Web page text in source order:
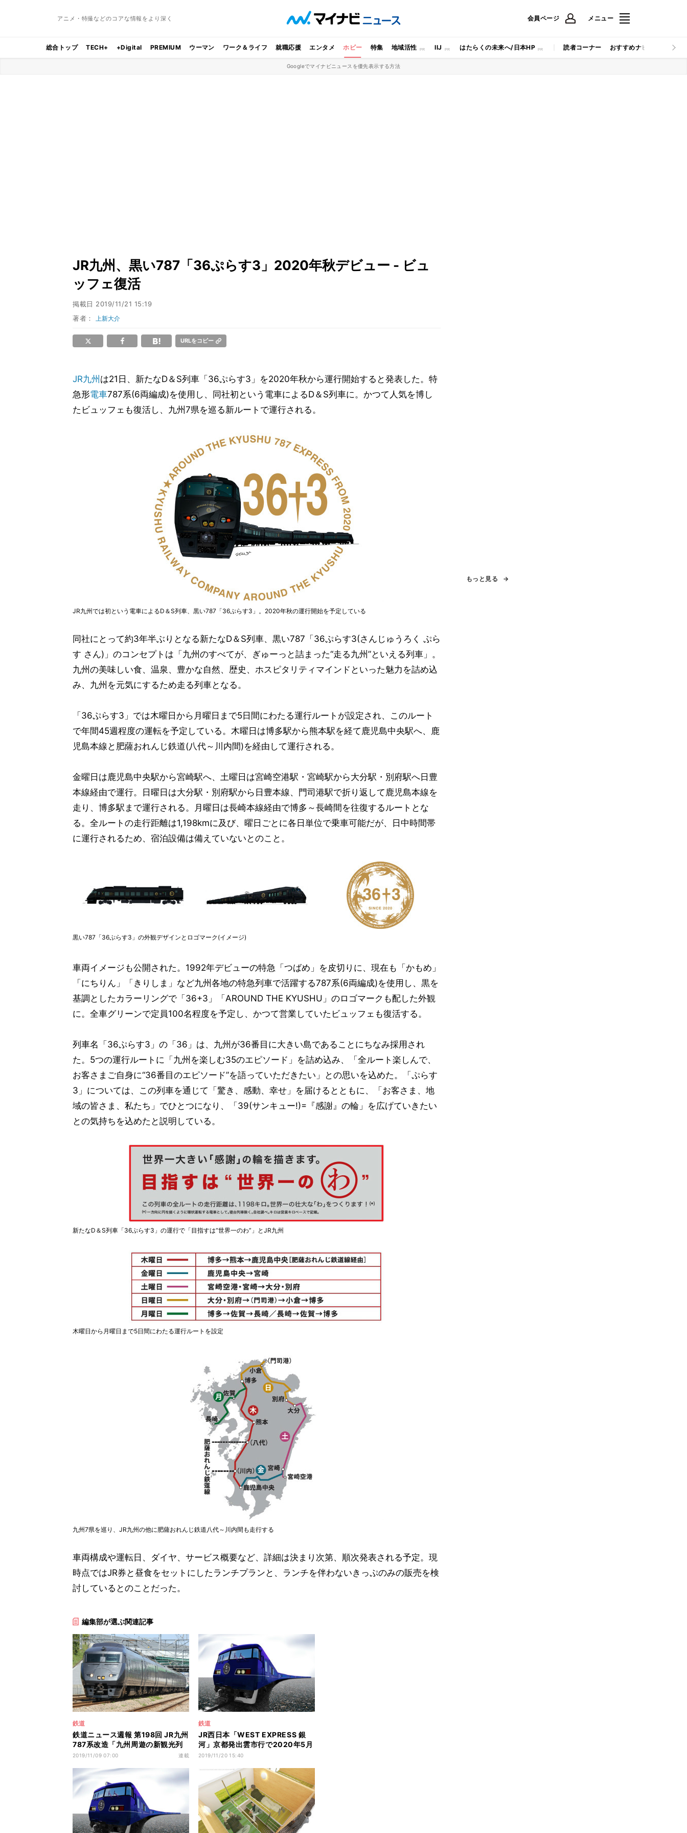
アニメ・特撮などのコアな情報をより深く 会員ページ メニュー
総合トップ TECH+ +Digital PREMIUM ウーマン ワーク＆ライフ 就職応援 エンタメ ホビー 特集 地域活性 IIJ はたらくの未来へ/日本HP 読者コーナー おすすめナビ マイナビ
Googleでマイナビニュースを優先表示する方法
JR九州、黒い787「36ぷらす3」2020年秋デビュー - ビュ
ッフェ復活
掲載日 2019/11/21 15:19
著者： 上新大介
URLをコピー
JR九州 は21日、新たなD＆S列車「36ぷらす3」を2020年秋から運行開始すると発表した。特
急形電車787系(6両編成)を使用し、同社初という電車によるD＆S列車に。かつて人気を博し
たビュッフェも復活し、九州7県を巡る新ルートで運行される。
JR九州では初という電車によるD＆S列車、黒い787「36ぷらす3」。2020年秋の運行開始を予定している
同社にとって約3年半ぶりとなる新たなD＆S列車、黒い787「36ぷらす3(さんじゅうろく ぷら
す さん)」のコンセプトは「九州のすべてが、ぎゅーっと詰まった“走る九州”といえる列車」。
九州の美味しい食、温泉、豊かな自然、歴史、ホスピタリティマインドといった魅力を詰め込
み、九州を元気にするため走る列車となる。
「36ぷらす3」では木曜日から月曜日まで5日間にわたる運行ルートが設定され、このルート
で年間45週程度の運転を予定している。木曜日は博多駅から熊本駅を経て鹿児島中央駅へ、鹿
児島本線と肥薩おれんじ鉄道(八代～川内間)を経由して運行される。
金曜日は鹿児島中央駅から宮崎駅へ、土曜日は宮崎空港駅・宮崎駅から大分駅・別府駅へ日豊
本線経由で運行。日曜日は大分駅・別府駅から日豊本線、門司港駅で折り返して鹿児島本線を
走り、博多駅まで運行される。月曜日は長崎本線経由で博多～長崎間を往復するルートとな
る。全ルートの走行距離は1,198kmに及び、曜日ごとに各日単位で乗車可能だが、日中時間帯
に運行されるため、宿泊設備は備えていないとのこと。
黒い787「36ぷらす3」の外観デザインとロゴマーク(イメージ)
車両イメージも公開された。1992年デビューの特急「つばめ」を皮切りに、現在も「かもめ」
「にちりん」「きりしま」など九州各地の特急列車で活躍する787系(6両編成)を使用し、黒を
基調としたカラーリングで「36+3」「AROUND THE KYUSHU」のロゴマークも配した外観
に。全車グリーンで定員100名程度を予定し、かつて営業していたビュッフェも復活する。
列車名「36ぷらす3」の「36」は、九州が36番目に大きい島であることにちなみ採用され
た。5つの運行ルートに「九州を楽しむ35のエピソード」を詰め込み、「全ルート楽しんで、
お客さまご自身に“36番目のエピソード”を語っていただきたい」との思いを込めた。「ぷらす
3」については、この列車を通じて「驚き、感動、幸せ」を届けるとともに、「お客さま、地
域の皆さま、私たち」でひとつになり、「39(サンキュー!)=『感謝』の輪」を広げていきたい
との気持ちを込めたと説明している。
新たなD＆S列車「36ぷらす3」の運行で「目指すは“世界一のわ”」とJR九州
木曜日から月曜日まで5日間にわたる運行ルートを設定
九州7県を巡り、JR九州の他に肥薩おれんじ鉄道八代～川内間も走行する
車両構成や運転日、ダイヤ、サービス概要など、詳細は決まり次第、順次発表される予定。現
時点ではJR券と昼食をセットにしたランチプランと、ランチを伴わないきっぷのみの販売を検
討しているとのことだった。
編集部が選ぶ関連記事
鉄道
鉄道ニュース週報 第198回 JR九州
787系改造「九州周遊の新観光列
車」報道、その背景は
2019/11/09 07:00 連載
鉄道
JR西日本「WEST EXPRESS 銀
河」京都発出雲市行で2020年5月
運行開始
2019/11/20 15:40
もっと見る